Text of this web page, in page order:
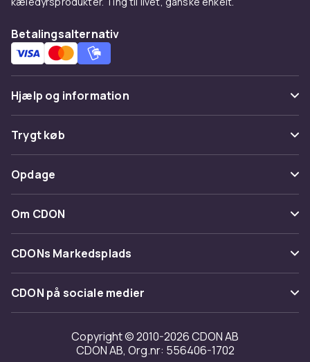
Betalingsalternativ
Hjælp og information
Ofte stillede spørgsmål
Spor pakke
Fortryd & returner her
Kontakt os
Trygt køb
Betaling
Levering
Tilbagekaldelser
Opdage
Kategorier
Maerke
Om CDON
Om os
Kundeanmeldelser
Arbejd på CDON
Investor relations
Tilgængelighed
CDONs Markedsplads
Merchant Help Center
CDON på sociale medier
Copyright © 2010-2026 CDON AB
CDON AB, Org.nr: 556406-1702